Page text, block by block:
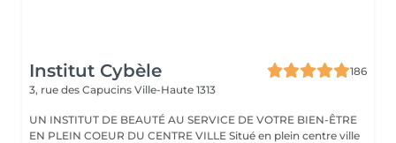
Institut Cybèle
186
3, rue des Capucins Ville-Haute 1313
UN INSTITUT DE BEAUTÉ AU SERVICE DE VOTRE BIEN-ÊTRE
EN PLEIN COEUR DU CENTRE VILLE Situé en plein centre ville